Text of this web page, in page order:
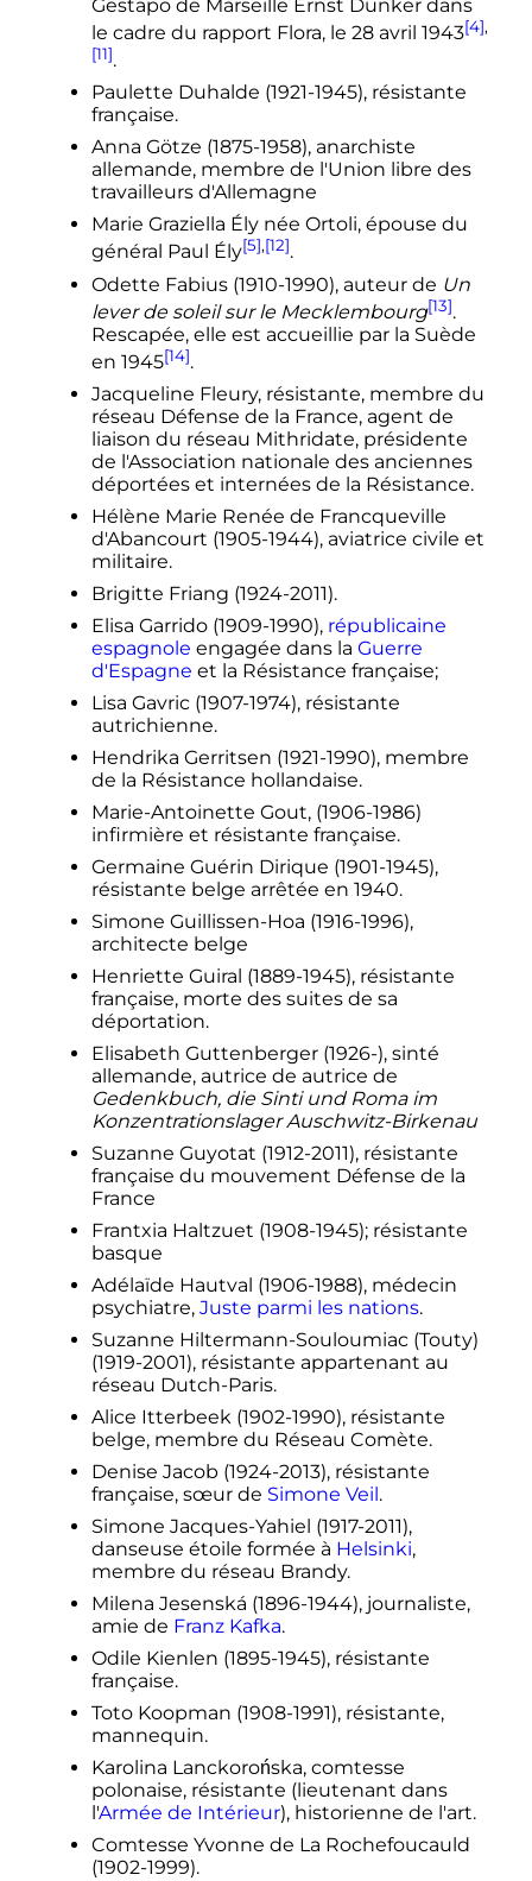
Gestapo de Marseille Ernst Dunker dans
le cadre du rapport Flora, le 28 avril 1943[4],
[11].
Paulette Duhalde (1921-1945), résistante
française.
Anna Götze (1875-1958), anarchiste
allemande, membre de l'Union libre des
travailleurs d'Allemagne
Marie Graziella Ély née Ortoli, épouse du
général Paul Ély[5],[12].
Odette Fabius (1910-1990), auteur de Un
lever de soleil sur le Mecklembourg[13].
Rescapée, elle est accueillie par la Suède
en 1945[14].
Jacqueline Fleury, résistante, membre du
réseau Défense de la France, agent de
liaison du réseau Mithridate, présidente
de l'Association nationale des anciennes
déportées et internées de la Résistance.
Hélène Marie Renée de Francqueville
d'Abancourt (1905-1944), aviatrice civile et
militaire.
Brigitte Friang (1924-2011).
Elisa Garrido (1909-1990), républicaine
espagnole engagée dans la Guerre
d'Espagne et la Résistance française;
Lisa Gavric (1907-1974), résistante
autrichienne.
Hendrika Gerritsen (1921-1990), membre
de la Résistance hollandaise.
Marie-Antoinette Gout, (1906-1986)
infirmière et résistante française.
Germaine Guérin Dirique (1901-1945),
résistante belge arrêtée en 1940.
Simone Guillissen-Hoa (1916-1996),
architecte belge
Henriette Guiral (1889-1945), résistante
française, morte des suites de sa
déportation.
Elisabeth Guttenberger (1926-), sinté
allemande, autrice de autrice de
Gedenkbuch, die Sinti und Roma im
Konzentrationslager Auschwitz-Birkenau
Suzanne Guyotat (1912-2011), résistante
française du mouvement Défense de la
France
Frantxia Haltzuet (1908-1945); résistante
basque
Adélaïde Hautval (1906-1988), médecin
psychiatre, Juste parmi les nations.
Suzanne Hiltermann-Souloumiac (Touty)
(1919-2001), résistante appartenant au
réseau Dutch-Paris.
Alice Itterbeek (1902-1990), résistante
belge, membre du Réseau Comète.
Denise Jacob (1924-2013), résistante
française, sœur de Simone Veil .
Simone Jacques-Yahiel (1917-2011),
danseuse étoile formée à Helsinki,
membre du réseau Brandy.
Milena Jesenská (1896-1944), journaliste,
amie de Franz Kafka.
Odile Kienlen (1895-1945), résistante
française.
Toto Koopman (1908-1991), résistante,
mannequin.
Karolina Lanckorońska, comtesse
polonaise, résistante (lieutenant dans
l'Armée de Intérieur), historienne de l'art.
Comtesse Yvonne de La Rochefoucauld
(1902-1999).